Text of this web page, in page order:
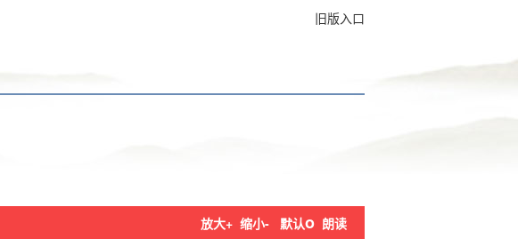
旧版入口
放大+ 缩小- 默认o 朗读